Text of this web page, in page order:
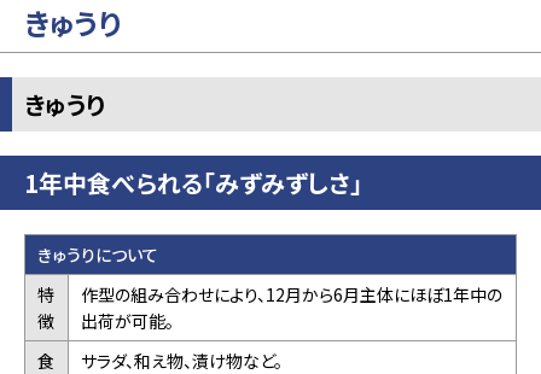
きゅうり
きゅうり
1年中食べられる「みずみずしさ」
きゅうりについて
特
徴
作型の組み合わせにより、12月から6月主体にほぼ1年中の
出荷が可能。
食
サラダ、和え物、漬け物など。